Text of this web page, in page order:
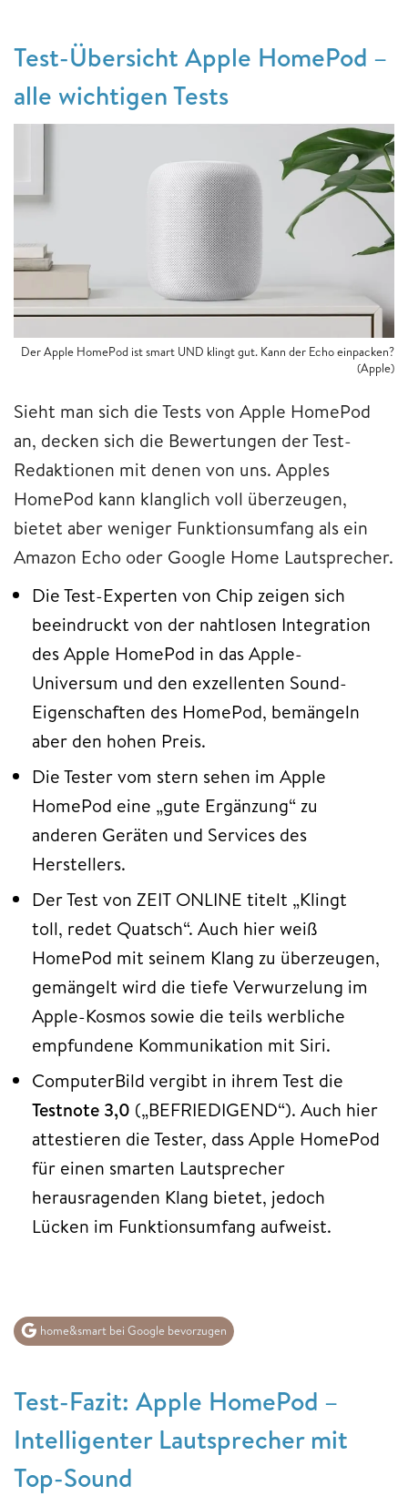
Test-Übersicht Apple HomePod –
alle wichtigen Tests
Der Apple HomePod ist smart UND klingt gut. Kann der Echo einpacken?
(Apple)
Sieht man sich die Tests von Apple HomePod
an, decken sich die Bewertungen der Test-
Redaktionen mit denen von uns. Apples
HomePod kann klanglich voll überzeugen,
bietet aber weniger Funktionsumfang als ein
Amazon Echo oder Google Home Lautsprecher.
Die Test-Experten von Chip zeigen sich
beeindruckt von der nahtlosen Integration
des Apple HomePod in das Apple-
Universum und den exzellenten Sound-
Eigenschaften des HomePod, bemängeln
aber den hohen Preis.
Die Tester vom stern sehen im Apple
HomePod eine „gute Ergänzung“ zu
anderen Geräten und Services des
Herstellers.
Der Test von ZEIT ONLINE titelt „Klingt
toll, redet Quatsch“. Auch hier weiß
HomePod mit seinem Klang zu überzeugen,
gemängelt wird die tiefe Verwurzelung im
Apple-Kosmos sowie die teils werbliche
empfundene Kommunikation mit Siri.
ComputerBild vergibt in ihrem Test die
Testnote 3,0 („BEFRIEDIGEND“). Auch hier
attestieren die Tester, dass Apple HomePod
für einen smarten Lautsprecher
herausragenden Klang bietet, jedoch
Lücken im Funktionsumfang aufweist.
home&smart bei Google bevorzugen
Test-Fazit: Apple HomePod –
Intelligenter Lautsprecher mit
Top-Sound